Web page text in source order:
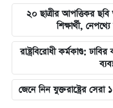
২০ ছাত্রীর আপত্তিকর
শিক্ষার্থী,
রাষ্ট্রবিরোধী কর্মকাণ্ড:
জেনে নিন যুক্তরাষ্ট্রের সেরা